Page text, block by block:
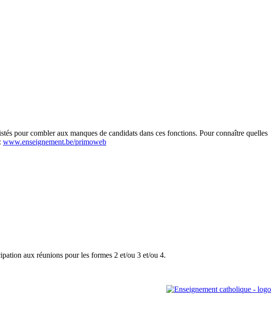
pour combler aux manques de candidats dans ces fonctions. Pour connaître quelles
www.enseignement.be/primoweb
aux réunions pour les formes 2 et/ou 3 et/ou 4.